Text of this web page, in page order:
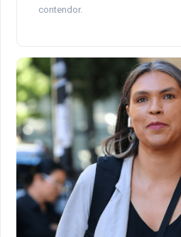
contendor.